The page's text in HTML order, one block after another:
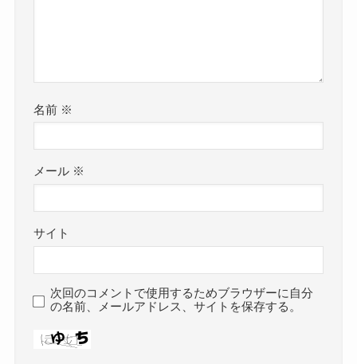
名前 ※
メール ※
サイト
次回のコメントで使用するためブラウザーに自分
の名前、メールアドレス、サイトを保存する。